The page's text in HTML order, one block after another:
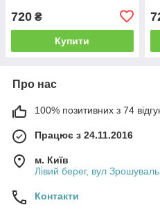
720 ₴
Купити
Про нас
100% позитивних з 74
Працює з 24.11.2016
м. Київ
Лівий берег, вул
Контакти